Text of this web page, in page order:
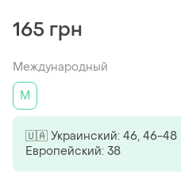
165 грн
Международный
M
🇺🇦 Украинский: 46, 46-48
Европейский: 38